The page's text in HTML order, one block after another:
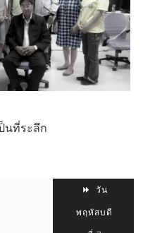
นที่ระลึก
วัน
พฤหัสบดี